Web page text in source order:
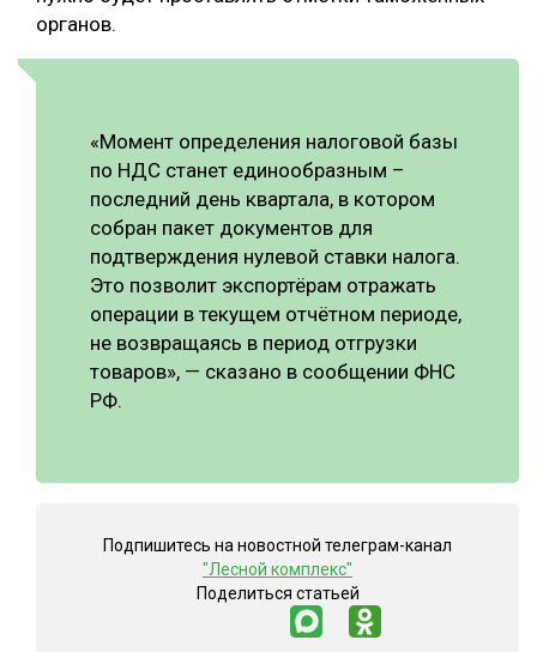
органов.
«Момент определения налоговой базы
по НДС станет единообразным –
последний день квартала, в котором
собран пакет документов для
подтверждения нулевой ставки налога.
Это позволит экспортёрам отражать
операции в текущем отчётном периоде,
не возвращаясь в период отгрузки
товаров», — сказано в сообщении ФНС
РФ.
Подпишитесь на новостной телеграм-канал
"Лесной комплекс"
Поделиться статьей